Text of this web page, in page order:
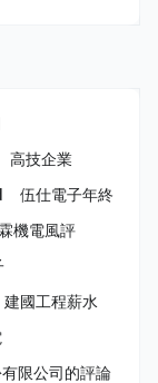
高技企業
伍仕電子年終
機電風評
建國工程薪水
限公司的評論